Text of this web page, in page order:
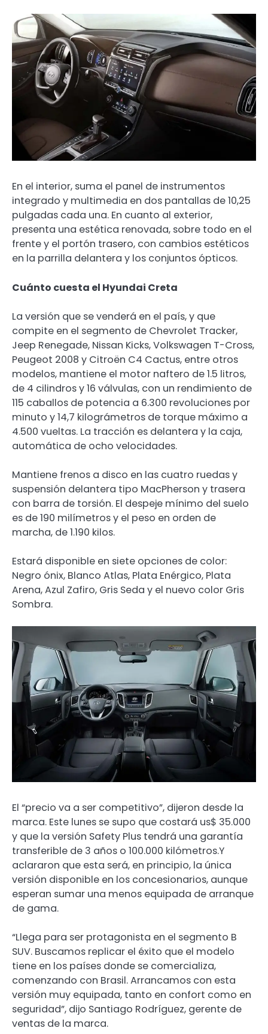
En el interior, suma el panel de instrumentos
integrado y multimedia en dos pantallas de 10,25
pulgadas cada una. En cuanto al exterior,
presenta una estética renovada, sobre todo en el
frente y el portón trasero, con cambios estéticos
en la parrilla delantera y los conjuntos ópticos.
Cuánto cuesta el Hyundai Creta
La versión que se venderá en el país, y que
compite en el segmento de Chevrolet Tracker,
Jeep Renegade, Nissan Kicks, Volkswagen T-Cross,
Peugeot 2008 y Citroën C4 Cactus, entre otros
modelos, mantiene el motor naftero de 1.5 litros,
de 4 cilindros y 16 válvulas, con un rendimiento de
115 caballos de potencia a 6.300 revoluciones por
minuto y 14,7 kilográmetros de torque máximo a
4.500 vueltas. La tracción es delantera y la caja,
automática de ocho velocidades.
Mantiene frenos a disco en las cuatro ruedas y
suspensión delantera tipo MacPherson y trasera
con barra de torsión. El despeje mínimo del suelo
es de 190 milímetros y el peso en orden de
marcha, de 1.190 kilos.
Estará disponible en siete opciones de color:
Negro ónix, Blanco Atlas, Plata Enérgico, Plata
Arena, Azul Zafiro, Gris Seda y el nuevo color Gris
Sombra.
El “precio va a ser competitivo”, dijeron desde la
marca. Este lunes se supo que costará us$ 35.000
y que la versión Safety Plus tendrá una garantía
transferible de 3 años o 100.000 kilómetros.Y
aclararon que esta será, en principio, la única
versión disponible en los concesionarios, aunque
esperan sumar una menos equipada de arranque
de gama.
“Llega para ser protagonista en el segmento B
SUV. Buscamos replicar el éxito que el modelo
tiene en los países donde se comercializa,
comenzando con Brasil. Arrancamos con esta
versión muy equipada, tanto en confort como en
seguridad”, dijo Santiago Rodríguez, gerente de
ventas de la marca.